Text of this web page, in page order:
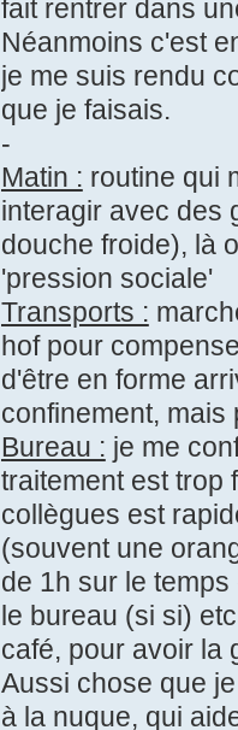
fait rentrer dans
Néanmoins c'est
je me suis rendu
que je faisais.
-
Matin : routine qui
interagir avec des
douche froide), là
'pression sociale'
Transports :
hof pour
d'être en forme
confinement,
Bureau : je me
traitement est trop
collègues est
(souvent une
de 1h sur le
le bureau (si si)
café, pour avoir la
Aussi chose que
à la nuque, qui